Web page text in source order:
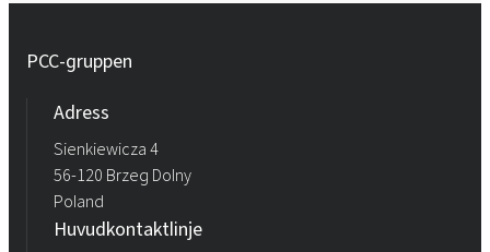
PCC-gruppen
Adress
Sienkiewicza 4
56-120 Brzeg Dolny
Poland
Huvudkontaktlinje